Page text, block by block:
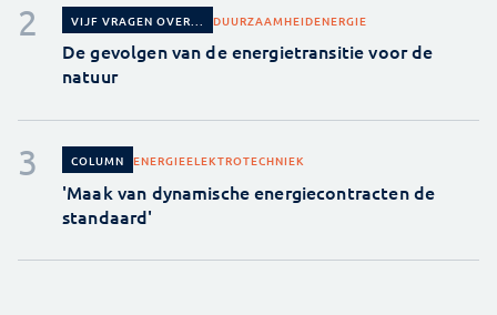
VIJF VRAGEN OVER... DUURZAAMHEIDENERGIE
De gevolgen van de energietransitie voor de
natuur
COLUMN ENERGIEELEKTROTECHNIEK
'Maak van dynamische energiecontracten de
standaard'